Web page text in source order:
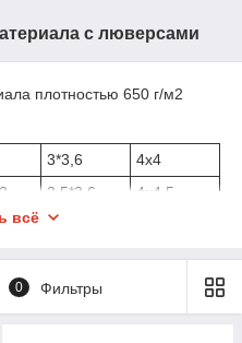
с люверсами
плотностью 650 г/м2
3*3,6
4х4
3,5*3,6
4х4,5
4*3,6
4,5*3,6
4х5,5
5*3,6
всё
0 Фильтры